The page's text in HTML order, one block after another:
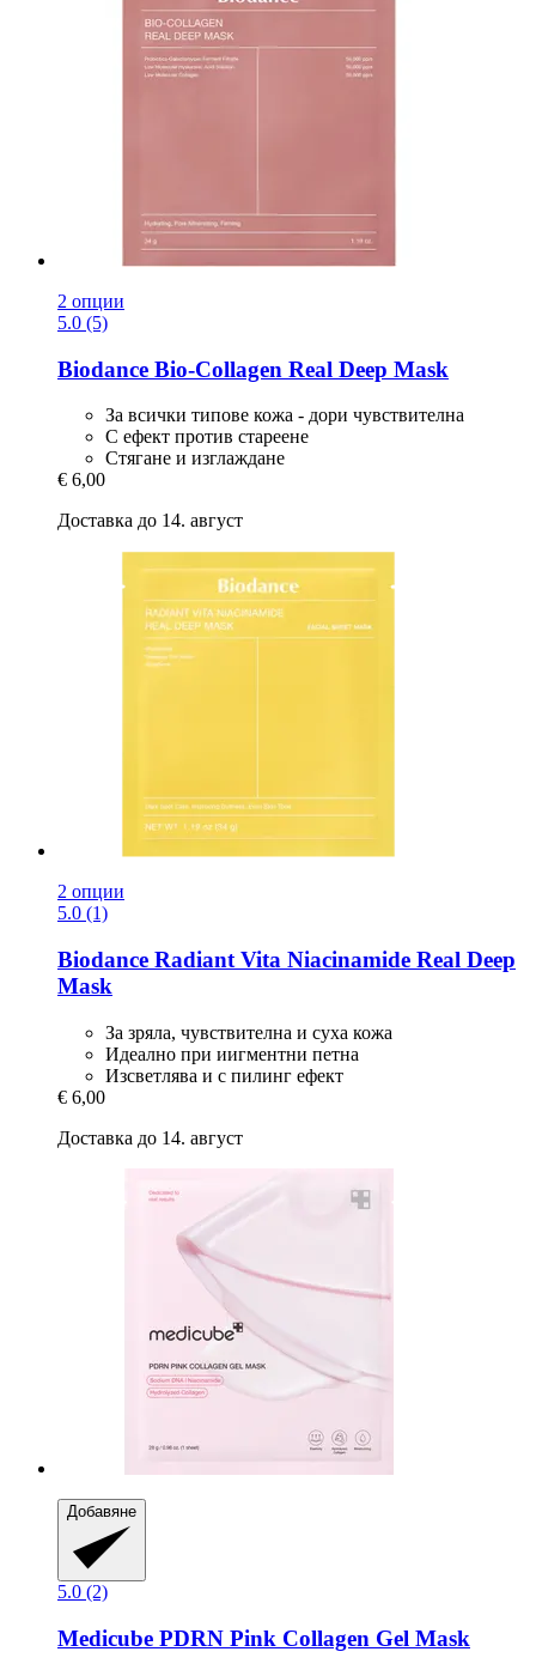
2 опции
5.0 (5)
Biodance Bio-​Collagen Real Deep Mask
За всички типове кожа - дори чувствителна
С ефект против стареене
Стягане и изглаждане
€ 6,00
Доставка до 14. август
2 опции
5.0 (1)
Biodance Radiant Vita Niacinamide Real Deep
Mask
За зряла, чувствителна и суха кожа
Идеално при иигментни петна
Изсветлява и с пилинг ефект
€ 6,00
Доставка до 14. август
Добавяне
5.0 (2)
Medicube PDRN Pink Collagen Gel Mask